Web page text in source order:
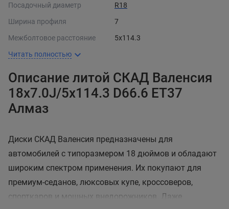
Посадочный диаметр
R18
Ширина профиля
7
Межболтовое расстояние
5x114.3
Читать полностью
Описание литой СКАД Валенсия
18x7.0J/5x114.3 D66.6 ET37
Алмаз
Диски СКАД Валенсия предназначены для
автомобилей с типоразмером 18 дюймов и обладают
широким спектром применения. Их покупают для
премиум-седанов, люксовых купе, кроссоверов,
спорткаров и мощных внедорожников. Даже